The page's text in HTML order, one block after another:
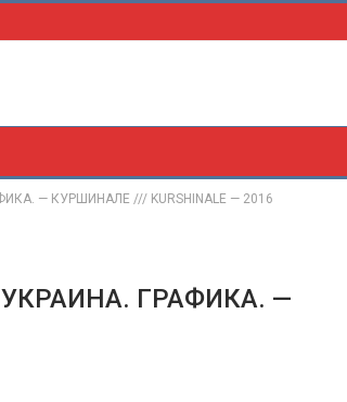
— КУРШИНАЛЕ /// KURSHINALE — 2016
ГРАФИКА. —